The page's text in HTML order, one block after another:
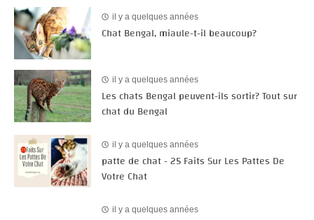
il y a quelques années
Chat Bengal, miaule-t-il beaucoup?
il y a quelques années
Les chats Bengal peuvent-ils sortir? Tout sur
chat du Bengal
il y a quelques années
patte de chat - 25 Faits Sur Les Pattes De
Votre Chat
il y a quelques années